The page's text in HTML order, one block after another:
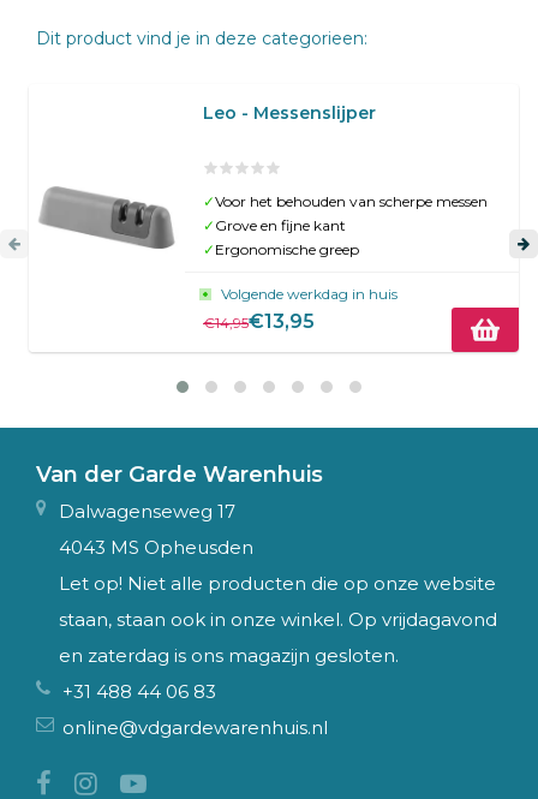
Dit product vind je in deze categorieen:
Leo - Messenslijper
✓Voor het behouden van scherpe messen
✓ Grove en fijne kant
✓ Ergonomische greep
Volgende werkdag in huis
€14,95€13,95
Van der Garde Warenhuis
Dalwagenseweg 17
4043 MS Opheusden
Let op! Niet alle producten die op onze website
staan, staan ook in onze winkel. Op vrijdagavond
en zaterdag is ons magazijn gesloten.
+31 488 44 06 83
online@vdgardewarenhuis.nl